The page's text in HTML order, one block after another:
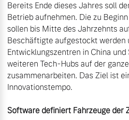
Bereits Ende dieses Jahres soll
Betrieb aufnehmen. Die zu
sollen bis Mitte des Jahrzehnts
Beschäftigte aufgestockt werden
Entwicklungszentren in China und
weiteren Tech-Hubs auf der
zusammenarbeiten. Das Ziel ist
Innovationstempo.
Software definiert Fahrzeuge der